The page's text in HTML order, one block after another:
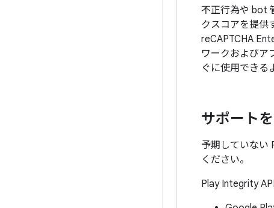
不正行為や bot
クスコアを提供
reCAPTCHA
ワークおよびア
ぐに使用できる
サポート
予期していない
ください。
Play Integrity